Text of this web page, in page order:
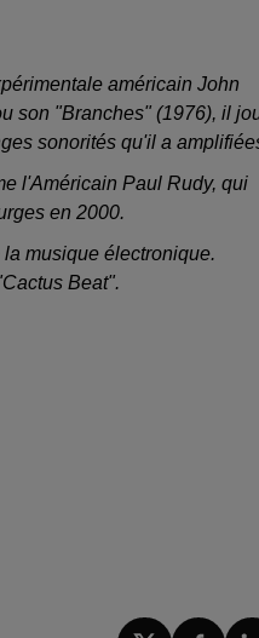
américain John
son "Branches" (1976), il
sonorités qu'il a
l'Américain Paul Rudy, qui
en 2000.
musique électronique.
Beat".